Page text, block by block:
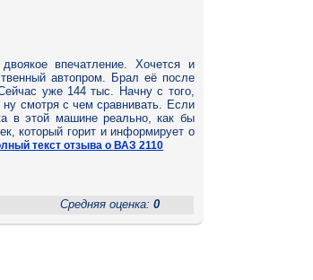
впечатление. Хочется и
автопром. Брал её после
уже 144 тыс. Начну с того,
смотря с чем сравнивать. Если
в этой машине реально, как бы
который горит и информирует о
текст отзыва о ВАЗ 2110
Средняя оценка: 0